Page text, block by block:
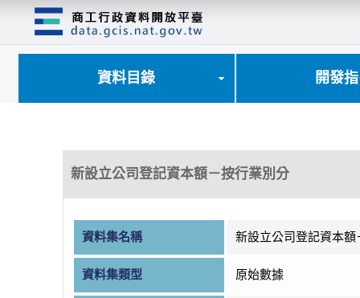
資料目錄 開發
新設立公司登記資本額－按行業別分
資料集名稱 新設立公司登記資本額
資料集類型 原始數據